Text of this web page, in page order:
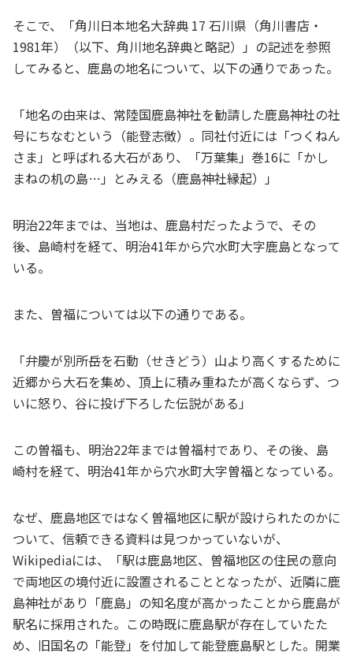
そこで、「角川日本地名大辞典 17 石川県（角川書店・
1981年）（以下、角川地名辞典と略記）」の記述を参照
してみると、鹿島の地名について、以下の通りであった。
「地名の由来は、常陸国鹿島神社を勧請した鹿島神社の社
号にちなむという（能登志徴）。同社付近には「つくねん
さま」と呼ばれる大石があり、「万葉集」巻16に「かし
まねの机の島…」とみえる（鹿島神社縁起）」
明治22年までは、当地は、鹿島村だったようで、その
後、島崎村を経て、明治41年から穴水町大字鹿島となって
いる。
また、曽福については以下の通りである。
「弁慶が別所岳を石動（せきどう）山より高くするために
近郷から大石を集め、頂上に積み重ねたが高くならず、つ
いに怒り、谷に投げ下ろした伝説がある」
この曽福も、明治22年までは曽福村であり、その後、島
崎村を経て、明治41年から穴水町大字曽福となっている。
なぜ、鹿島地区ではなく曽福地区に駅が設けられたのかに
ついて、信頼できる資料は見つかっていないが、
Wikipediaには、「駅は鹿島地区、曽福地区の住民の意向
で両地区の境付近に設置されることとなったが、近隣に鹿
島神社があり「鹿島」の知名度が高かったことから鹿島が
駅名に採用された。この時既に鹿島駅が存在していたた
め、旧国名の「能登」を付加して能登鹿島駅とした。開業